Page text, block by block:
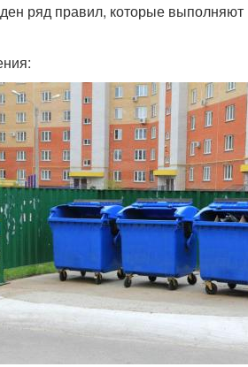
ряд правил, которые выполняют